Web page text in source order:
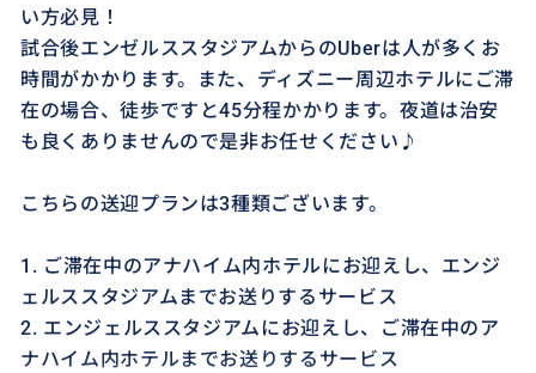
い方必見！
試合後エンゼルススタジアムからのUberは人が多くお
時間がかかります。また、ディズニー周辺ホテルにご滞
在の場合、徒歩ですと45分程かかります。夜道は治安
も良くありませんので是非お任せください♪
こちらの送迎プランは3種類ございます。
1. ご滞在中のアナハイム内ホテルにお迎えし、エンジ
ェルススタジアムまでお送りするサービス
2. エンジェルススタジアムにお迎えし、ご滞在中のア
ナハイム内ホテルまでお送りするサービス